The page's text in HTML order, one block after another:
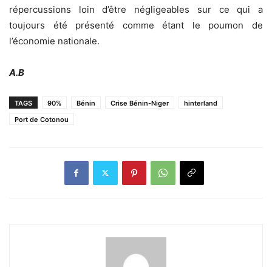
répercussions loin d’être négligeables sur ce qui a
toujours été présenté comme étant le poumon de
l’économie nationale.
A.B
TAGS 90% Bénin Crise Bénin-Niger
hinterland
Port de Cotonou